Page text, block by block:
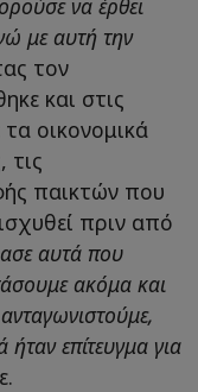
με αυτή την
τον
και στις
οικονομικά
τις
παικτών που
πριν από
αυτά που
ακόμα και
επίτευγμα για